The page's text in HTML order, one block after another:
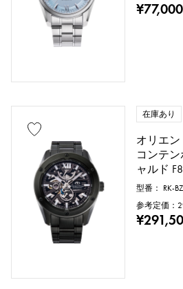
セラミック チタン
キングゴールド
エバーローズゴールド
ブラック
その他
文字盤色
¥77,000
在庫あり
オリエ
コンテ
ャルド
型番： RK-
参考定価：